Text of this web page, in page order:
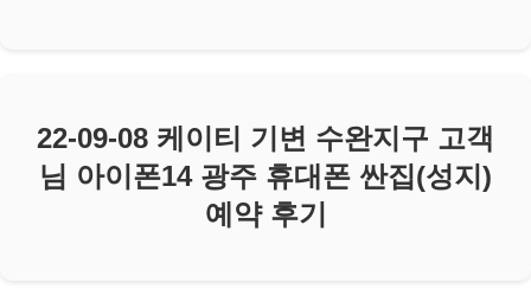
22-09-08 케이티 기변 수완지구 고객
님 아이폰14 광주 휴대폰 싼집(성지)
예약 후기